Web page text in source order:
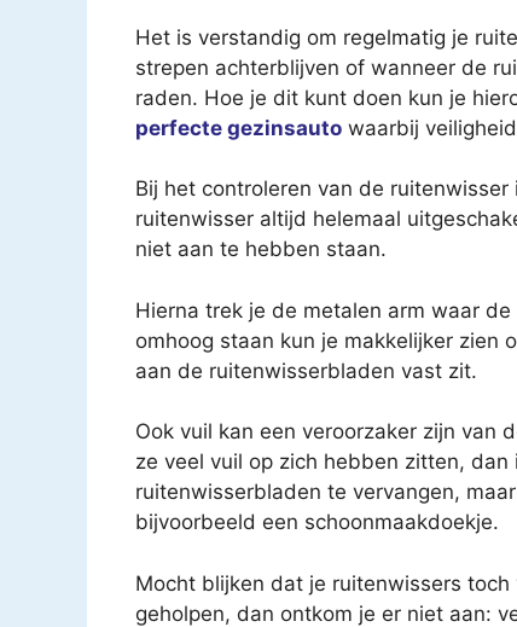
Het is verstandig om regelmatig je
strepen achterblijven of wanneer de
raden. Hoe je dit kunt doen kun je
perfecte gezinsauto waarbij
Bij het controleren van de
ruitenwisser altijd helemaal
niet aan te hebben staan.
Hierna trek je de metalen arm waar
omhoog staan kun je makkelijker zien
aan de ruitenwisserbladen vast zit.
Ook vuil kan een veroorzaker zijn van
ze veel vuil op zich hebben zitten,
ruitenwisserbladen te vervangen,
bijvoorbeeld een schoonmaakdoekje.
Mocht blijken dat je ruitenwissers
geholpen, dan ontkom je er niet aan: